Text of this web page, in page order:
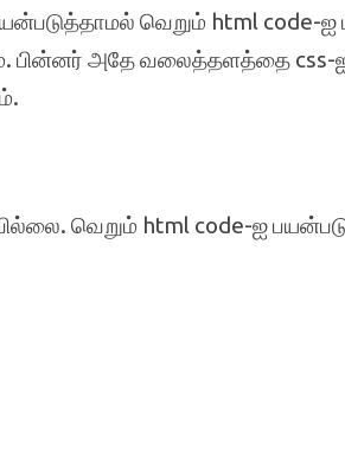
வெறும் html code-ஐ
அதே வலைத்தளத்தை css-
வெறும் html code-ஐ